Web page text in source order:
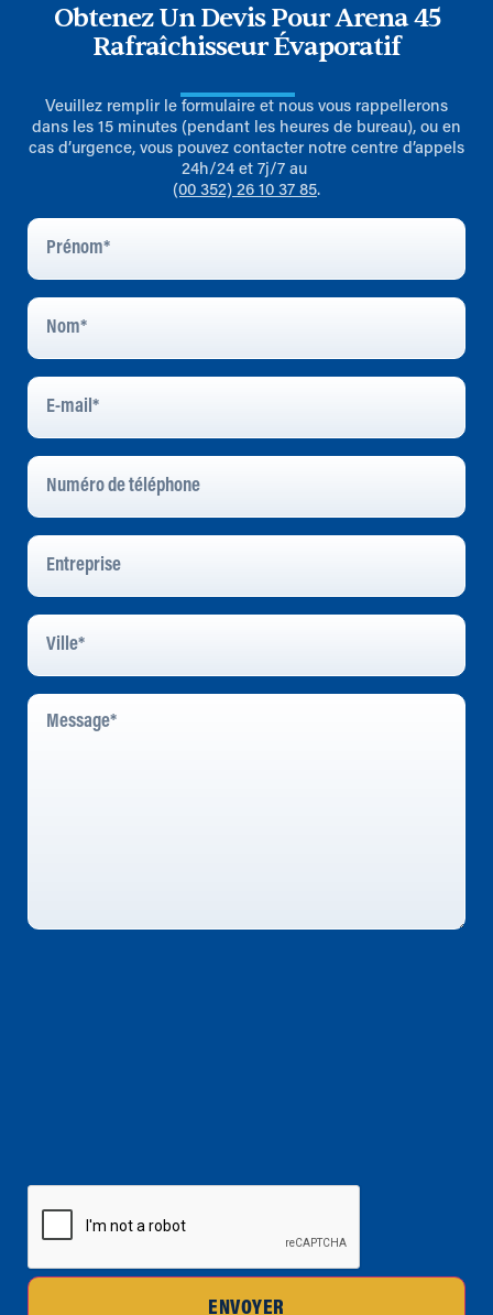
Obtenez Un Devis Pour Arena 45
Rafraîchisseur Évaporatif
Veuillez remplir le formulaire et nous vous rappellerons
dans les 15 minutes (pendant les heures de bureau), ou en
cas d’urgence, vous pouvez contacter notre centre d’appels
24h/24 et 7j/7 au
(00 352) 26 10 37 85.
Prénom
Nom
E-
Mail*
Numéro
Téléphone
Entreprise
Ville
Message
CAPTCHA
ENVOYER